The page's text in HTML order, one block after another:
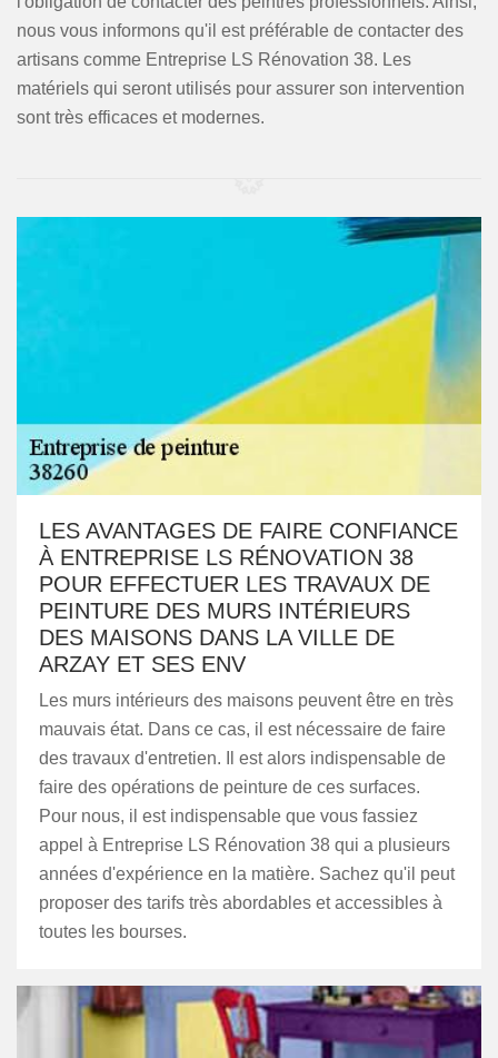
nous vous informons qu'il est préférable de contacter des
artisans comme Entreprise LS Rénovation 38. Les
matériels qui seront utilisés pour assurer son intervention
sont très efficaces et modernes.
LES AVANTAGES DE FAIRE CONFIANCE
À ENTREPRISE LS RÉNOVATION 38
POUR EFFECTUER LES TRAVAUX DE
PEINTURE DES MURS INTÉRIEURS
DES MAISONS DANS LA VILLE DE
ARZAY ET SES ENV
Les murs intérieurs des maisons peuvent être en très
mauvais état. Dans ce cas, il est nécessaire de faire
des travaux d'entretien. Il est alors indispensable de
faire des opérations de peinture de ces surfaces.
Pour nous, il est indispensable que vous fassiez
appel à Entreprise LS Rénovation 38 qui a plusieurs
années d'expérience en la matière. Sachez qu'il peut
proposer des tarifs très abordables et accessibles à
toutes les bourses.